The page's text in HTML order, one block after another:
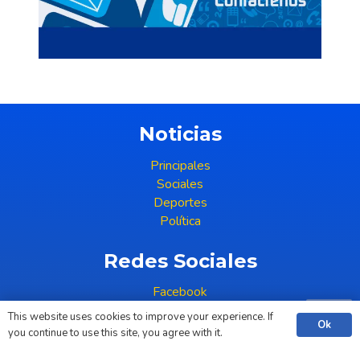
Noticias
Principales
Sociales
Deportes
Política
Redes Sociales
Facebook
Youtube
This website uses cookies to improve your experience. If
you continue to use this site, you agree with it.
Ok